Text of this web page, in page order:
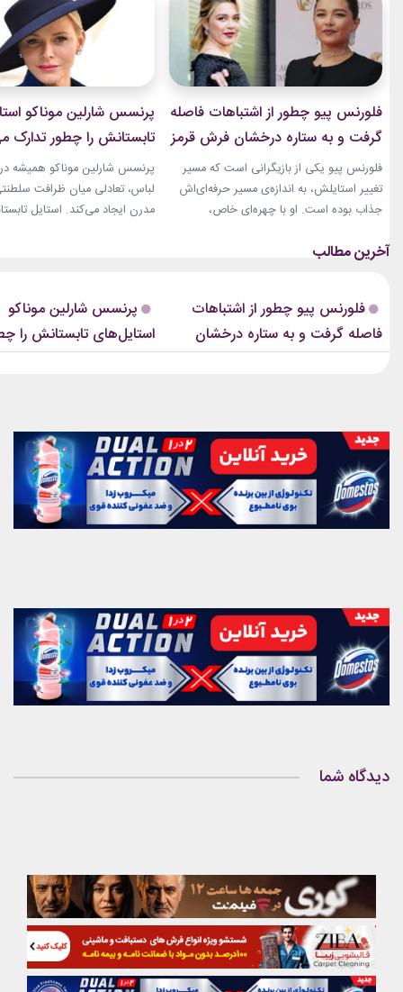
فلورنس پیو چطور از اشتباهات فاصله
گرفت و به ستاره درخشان فرش قرمز
تبدیل شد؟
فلورنس پیو یکی از بازیگرانی است که مسیر
تغییر استایلش، به اندازه‌ی مسیر حرفه‌ای‌اش
جذاب بوده است. او با چهره‌ای خاص،
دنیای سینما دیده شد؛ اما در سال‌های ابتدایی
آپارتمانیجدیدترین کالکشن 2026 دستبند نقره
پاندوراخرید اکسسوری...
پرنسس شارلین موناکو
تابستانش را چطور تدارک
پرنسس شارلین موناکو همیشه
لباس، تعادلی میان ظرافت
مدرن ایجاد می‌کند. استایل
صمیمی‌تر، شارلین نشان داده که
پیراهن‌های...
فلورنس پیو چطور از اشتباهات
فاصله گرفت و به ستاره درخشان
فرش قرمز تبدیل شد؟
پرنسس شارلین موناکو
استایل‌های تابستانش را
می‌بیند؟
دیدگاه شما